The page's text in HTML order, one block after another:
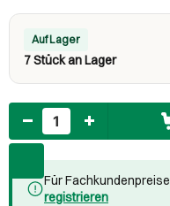
Auf Lager
7 Stück an Lager
Anzahl
Für Fachkundenpreise
registrieren